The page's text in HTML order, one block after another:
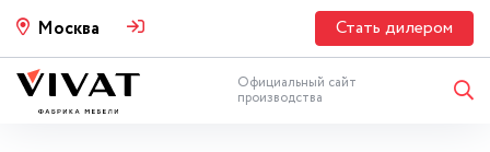
Москва Стать дилером
Официальный сайт
производства